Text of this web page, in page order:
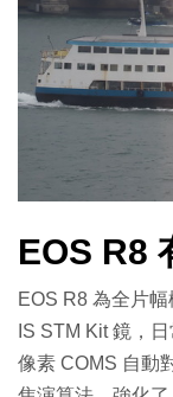
EOS R8
EOS R8 為全片
IS STM Kit 鏡，
像素 COMS 自動